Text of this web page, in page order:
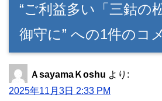
“ご利益多い「三鈷の
御守に” への1件のコ
ＡsayamaＫoshu より:
2025年11月3日 2:33 PM